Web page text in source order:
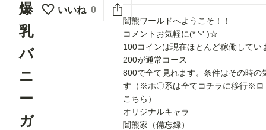
爆
乳
バ
ニ
ー
ガ
いいね 0
闇熊ワールドへようこそ！！
コメントお気軽に(* 'ᵕ' )☆
100コインは現在ほとんど稼働してい
200が通常コース
800で全て見れます。条件はその時の
す（※ホ〇系は全てコチラに移行※ロ
こちら）
オリジナルキャラ
闇熊家（備忘録）